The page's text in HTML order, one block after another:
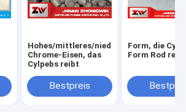
Hohes/mittleres/niedrig
Chrome-Eisen, das
Cylpebs reibt
Bestpreis
Form, die
Form Rod